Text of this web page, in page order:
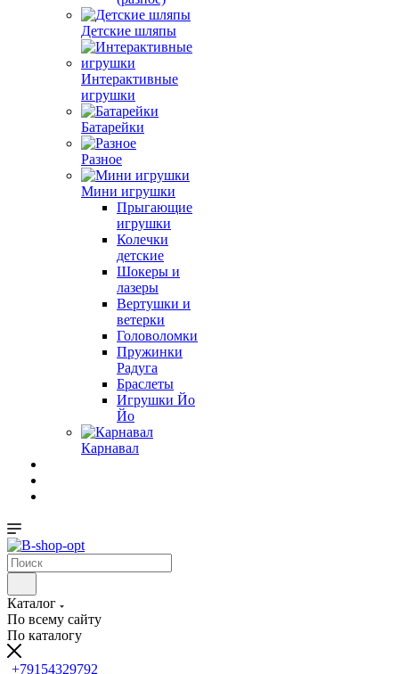
Детские шляпы
Интерактивные
игрушки
Батарейки
Разное
Мини игрушки
Прыгающие
игрушки
Колечки
детские
Шокеры и
лазеры
Вертушки и
ветерки
Головоломки
Пружинки
Радуга
Браслеты
Игрушки Йо
Йо
Карнавал
Каталог
По всему сайту
По каталогу
+79154329792